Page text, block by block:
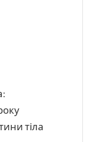
тіла